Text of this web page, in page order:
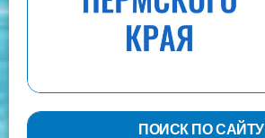
ПОИСК ПО САЙТУ